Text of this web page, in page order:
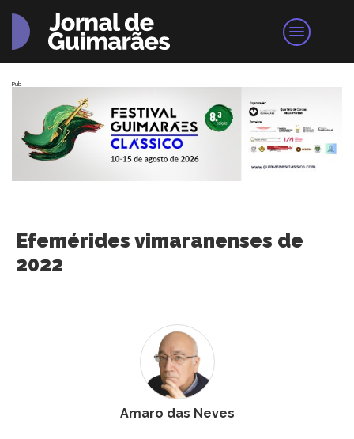
Pub
Efemérides vimaranenses de
2022
Amaro das Neves